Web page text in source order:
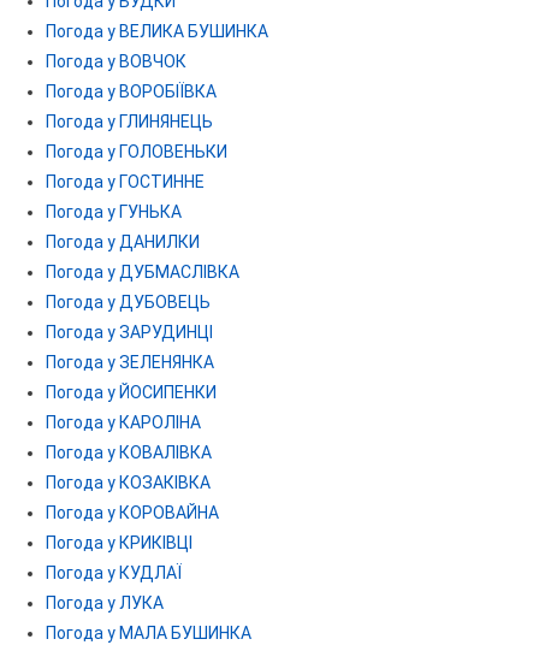
Погода у ВЕЛИКА БУШИНКА
Погода у ВОВЧОК
Погода у ВОРОБІЇВКА
Погода у ГЛИНЯНЕЦЬ
Погода у ГОЛОВЕНЬКИ
Погода у ГОСТИННЕ
Погода у ГУНЬКА
Погода у ДАНИЛКИ
Погода у ДУБМАСЛІВКА
Погода у ДУБОВЕЦЬ
Погода у ЗАРУДИНЦІ
Погода у ЗЕЛЕНЯНКА
Погода у ЙОСИПЕНКИ
Погода у КАРОЛІНА
Погода у КОВАЛІВКА
Погода у КОЗАКІВКА
Погода у КОРОВАЙНА
Погода у КРИКІВЦІ
Погода у КУДЛАЇ
Погода у ЛУКА
Погода у МАЛА БУШИНКА